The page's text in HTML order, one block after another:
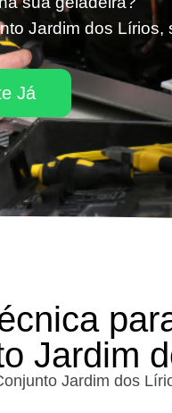
Jardim dos Lírios,
Já
Jardim
Jardim dos